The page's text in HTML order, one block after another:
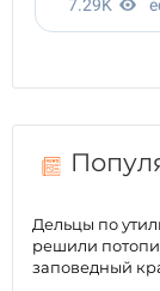
Дельцы по
решили
заповедный